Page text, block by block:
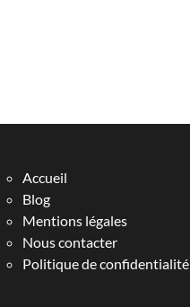
Accueil
Blog
Mentions légales
Nous contacter
Politique de confidentialité